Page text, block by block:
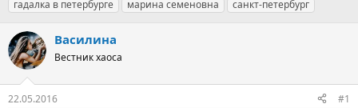
т
о
р
т
е
м
ы
т
н
а
а
г
гадалка в петербурге
марина семеновна санкт-петербург
Василина
Вестник хаоса
22.05.2016 #1